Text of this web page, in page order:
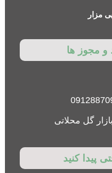
مزار
و مجوز ها
گل محلاتی
پیدا کنید